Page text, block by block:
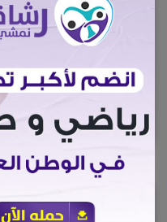
عادة شائعة
التسمم
أن الإفراط في شرب المياه
سحور